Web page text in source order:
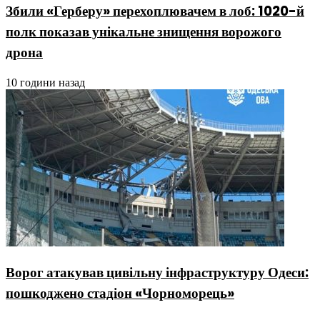
Збили «Герберу» перехоплювачем в лоб: 1020-й
полк показав унікальне знищення ворожого
дрона
10 години назад
Ворог атакував цивільну інфраструктуру Одеси:
пошкоджено стадіон «Чорноморець»